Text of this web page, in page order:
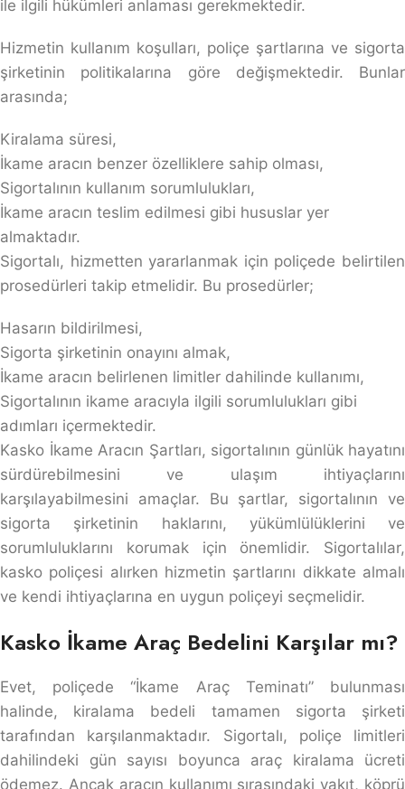
ile ilgili hükümleri anlaması gerekmektedir.
Hizmetin kullanım koşulları, poliçe şartlarına ve sigorta
şirketinin politikalarına göre değişmektedir. Bunlar
arasında;
Kiralama süresi,
İkame aracın benzer özelliklere sahip olması,
Sigortalının kullanım sorumlulukları,
İkame aracın teslim edilmesi gibi hususlar yer
almaktadır.
Sigortalı, hizmetten yararlanmak için poliçede belirtilen
prosedürleri takip etmelidir. Bu prosedürler;
Hasarın bildirilmesi,
Sigorta şirketinin onayını almak,
İkame aracın belirlenen limitler dahilinde kullanımı,
Sigortalının ikame aracıyla ilgili sorumlulukları gibi
adımları içermektedir.
Kasko İkame Aracın Şartları, sigortalının günlük hayatını
sürdürebilmesini ve ulaşım ihtiyaçlarını
karşılayabilmesini amaçlar. Bu şartlar, sigortalının ve
sigorta şirketinin haklarını, yükümlülüklerini ve
sorumluluklarını korumak için önemlidir. Sigortalılar,
kasko poliçesi alırken hizmetin şartlarını dikkate almalı
ve kendi ihtiyaçlarına en uygun poliçeyi seçmelidir.
Kasko İkame Araç Bedelini Karşılar mı?
Evet, poliçede “İkame Araç Teminatı” bulunması
halinde, kiralama bedeli tamamen sigorta şirketi
tarafından karşılanmaktadır. Sigortalı, poliçe limitleri
dahilindeki gün sayısı boyunca araç kiralama ücreti
ödemez. Ancak aracın kullanımı sırasındaki yakıt, köprü